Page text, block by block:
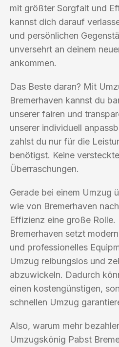
mit größter Sorgfalt und
kannst dich darauf
und persönlichen
unversehrt an deinem
ankommen.
Das Beste daran? Mit
Bremerhaven kannst du
unserer fairen und
unserer individuell
zahlst du nur für die
benötigst. Keine
Überraschungen.
Gerade bei einem Umzug
wie von Bremerhaven
Effizienz eine große
Bremerhaven setzt
und professionelles
Umzug reibungslos und
abzuwickeln. Dadurch
einen kostengünstigen,
schnellen Umzug
Also, warum mehr
Umzugskönig Pabst